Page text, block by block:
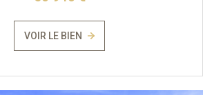
VOIR LE BIEN